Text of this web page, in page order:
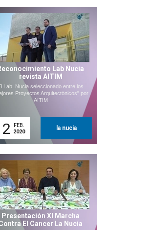
Lab Nucia
revista AITIM
Lab_Nucia seleccionado entre los
Proyectos Arquitectónicos" por
AITIM
FEB.
2020
la nucia
Presentación XI Marcha
El Cancer La Nucía